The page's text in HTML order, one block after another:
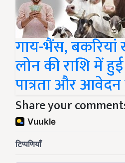
गाय-भैंस,
लोन की राशि में
पात्रता और आवेदन
Share your